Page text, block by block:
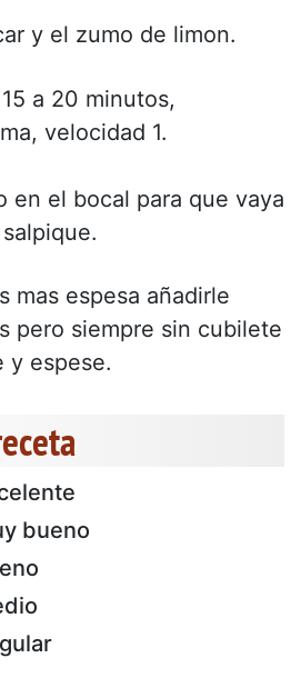
y el zumo de limon.
a 20 minutos,
velocidad 1.
en el bocal para que vaya
mas espesa añadirle
pero siempre sin cubilete
y espese.
bueno